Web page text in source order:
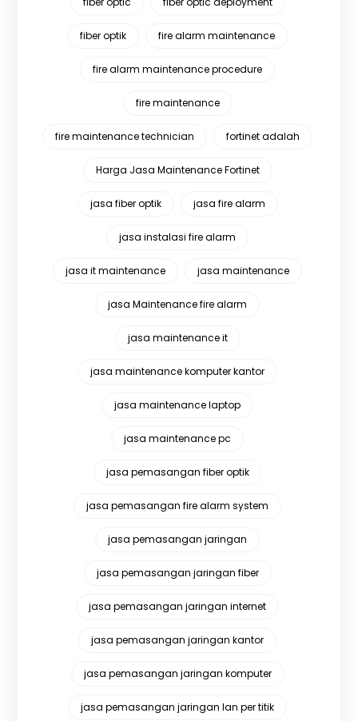
fiber optik fire alarm maintenance
fire alarm maintenance procedure
fire maintenance
fire maintenance technician fortinet adalah
Harga Jasa Maintenance Fortinet
jasa fiber optik jasa fire alarm
jasa instalasi fire alarm
jasa it maintenance jasa maintenance
jasa Maintenance fire alarm
jasa maintenance it
jasa maintenance komputer kantor
jasa maintenance laptop
jasa maintenance pc
jasa pemasangan fiber optik
jasa pemasangan fire alarm system
jasa pemasangan jaringan
jasa pemasangan jaringan fiber
jasa pemasangan jaringan internet
jasa pemasangan jaringan kantor
jasa pemasangan jaringan komputer
jasa pemasangan jaringan lan per titik